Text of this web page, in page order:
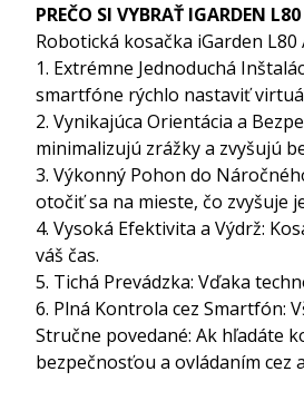
PREČO SI VYBRAŤ IGARDEN
Robotická kosačka iGarden
1. Extrémne Jednoduchá
smartfóne rýchlo nastaviť
2. Vynikajúca Orientácia a
minimalizujú zrážky a zvyšujú
3. Výkonný Pohon do
otočiť sa na mieste, čo zvyšuje
4. Vysoká Efektivita a Výdrž:
váš čas.
5. Tichá Prevádzka: Vďaka
6. Plná Kontrola cez Smartfón:
Stručne povedané: Ak hľadáte
bezpečnosťou a ovládaním cez